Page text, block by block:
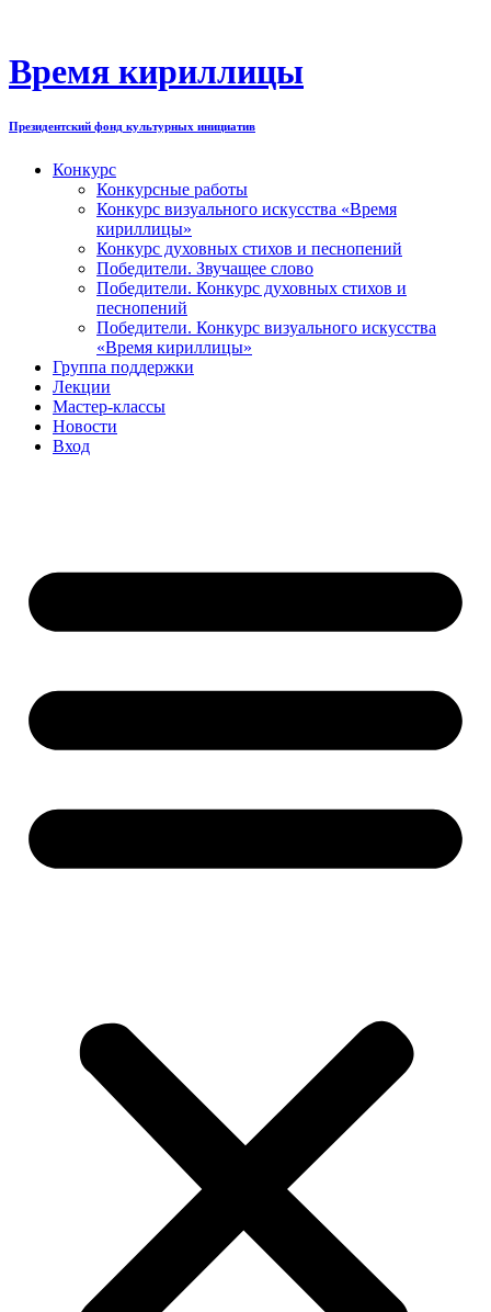
содержимому
Время кириллицы
Президентский фонд культурных инициатив
Конкурс
Конкурсные работы
Конкурс визуального искусства «Время
кириллицы»
Конкурс духовных стихов и песнопений
Победители. Звучащее слово
Победители. Конкурс духовных стихов и
песнопений
Победители. Конкурс визуального искусства
«Время кириллицы»
Группа поддержки
Лекции
Мастер-классы
Новости
Вход